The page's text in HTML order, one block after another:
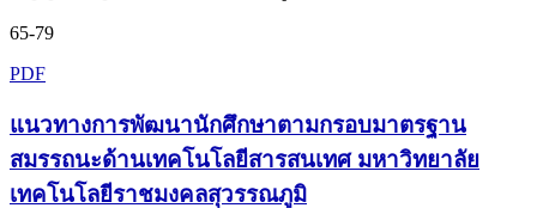
65-79
PDF
แนวทางการพัฒนานักศึกษาตามกรอบมาตรฐาน
สมรรถนะด้านเทคโนโลยีสารสนเทศ มหาวิทยาลัย
เทคโนโลยีราชมงคลสุวรรณภูมิ